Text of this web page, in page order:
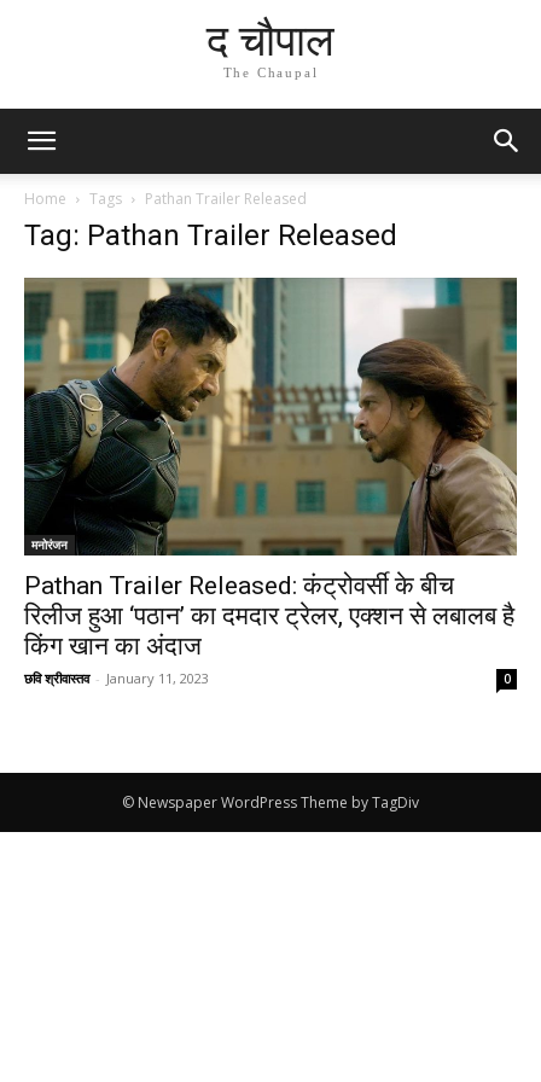
द चौपाल
The Chaupal
Home Tags Pathan Trailer Released
Tag: Pathan Trailer Released
मनोरंजन
Pathan Trailer Released: कंट्रोवर्सी के बीच
रिलीज हुआ ‘पठान’ का दमदार ट्रेलर, एक्शन से लबालब है
किंग खान का अंदाज
छवि श्रीवास्तव - January 11, 2023 0
© Newspaper WordPress Theme by TagDiv